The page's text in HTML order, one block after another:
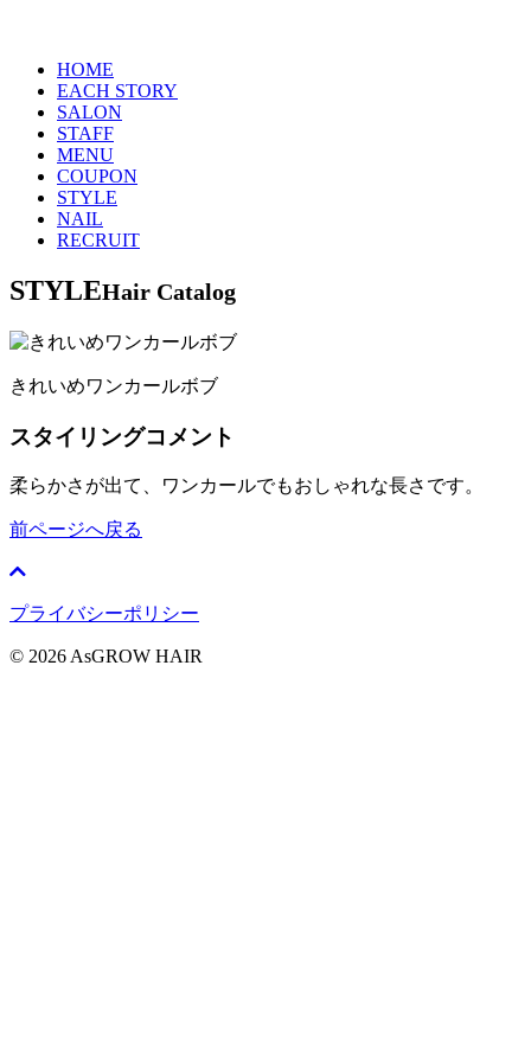
HOME
EACH STORY
SALON
STAFF
MENU
COUPON
STYLE
NAIL
RECRUIT
STYLEHair Catalog
きれいめワンカールボブ
スタイリングコメント
柔らかさが出て、ワンカールでもおしゃれな長さです。
前ページへ戻る
プライバシーポリシー
© 2026 AsGROW HAIR